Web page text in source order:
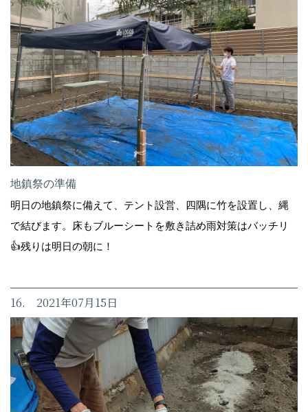
地鎮祭の準備
明日の地鎮祭に備えて、テント設営、四隅に竹を設置し、縄
で結びます。床もブルーシートを敷き詰め雨対策はバッチリ
👍残りは明日の朝に！
16. 2021年07月15日